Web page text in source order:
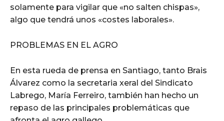
solamente para vigilar que «no salten chispas»,
algo que tendrá unos «costes laborales».
PROBLEMAS EN EL AGRO
En esta rueda de prensa en Santiago, tanto Brais
Álvarez como la secretaria xeral del Sindicato
Labrego, María Ferreiro, también han hecho un
repaso de las principales problemáticas que